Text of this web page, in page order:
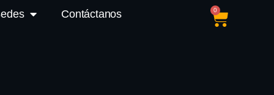
Contáctanos 0